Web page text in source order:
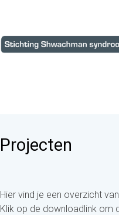
Projecten
Hier vind je een overzicht
Klik op de downloadlink om